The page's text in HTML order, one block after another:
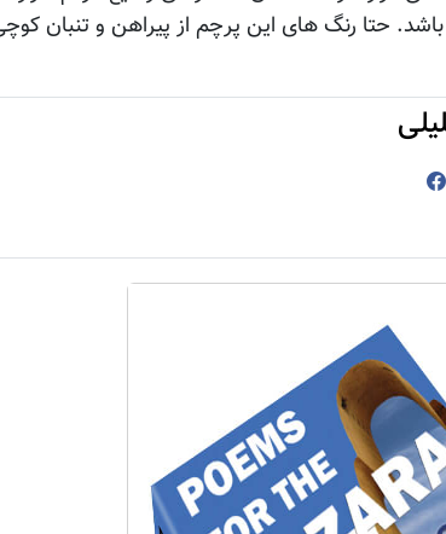
حتا رنگ های این پرچم از پیراهن و تنبان